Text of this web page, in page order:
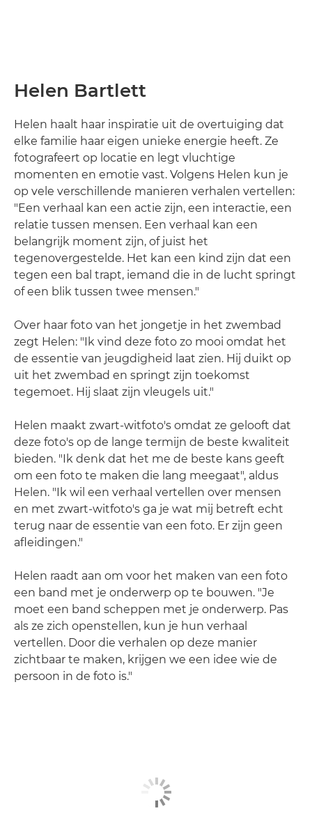
Helen Bartlett
Helen haalt haar inspiratie uit de overtuiging dat
elke familie haar eigen unieke energie heeft. Ze
fotografeert op locatie en legt vluchtige
momenten en emotie vast. Volgens Helen kun je
op vele verschillende manieren verhalen vertellen:
"Een verhaal kan een actie zijn, een interactie, een
relatie tussen mensen. Een verhaal kan een
belangrijk moment zijn, of juist het
tegenovergestelde. Het kan een kind zijn dat een
tegen een bal trapt, iemand die in de lucht springt
of een blik tussen twee mensen."
Over haar foto van het jongetje in het zwembad
zegt Helen: "Ik vind deze foto zo mooi omdat het
de essentie van jeugdigheid laat zien. Hij duikt op
uit het zwembad en springt zijn toekomst
tegemoet. Hij slaat zijn vleugels uit."
Helen maakt zwart-witfoto's omdat ze gelooft dat
deze foto's op de lange termijn de beste kwaliteit
bieden. "Ik denk dat het me de beste kans geeft
om een foto te maken die lang meegaat", aldus
Helen. "Ik wil een verhaal vertellen over mensen
en met zwart-witfoto's ga je wat mij betreft echt
terug naar de essentie van een foto. Er zijn geen
afleidingen."
Helen raadt aan om voor het maken van een foto
een band met je onderwerp op te bouwen. "Je
moet een band scheppen met je onderwerp. Pas
als ze zich openstellen, kun je hun verhaal
vertellen. Door die verhalen op deze manier
zichtbaar te maken, krijgen we een idee wie de
persoon in de foto is."